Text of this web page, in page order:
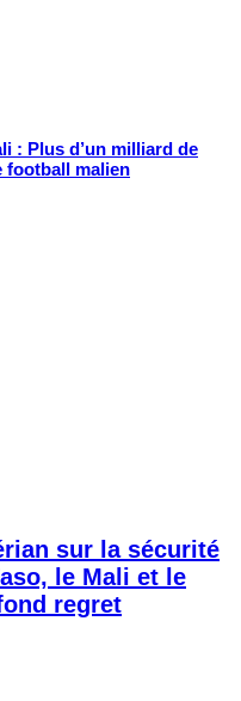
: Plus d’un milliard de
football malien
sur la sécurité
le Mali et le
regret